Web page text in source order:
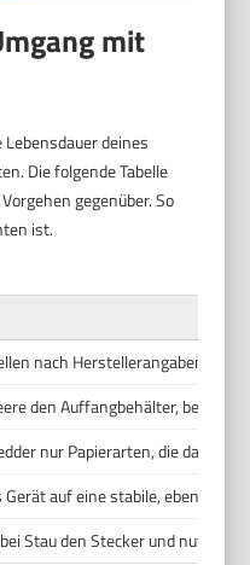
mit
deines
Die folgende Tabelle
gegenüber. So
ist.
nach Herstellerangaben. Das
den Auffangbehälter, bevor
nur Papierarten, die das
Gerät auf eine stabile, ebene
Stau den Stecker und nutze